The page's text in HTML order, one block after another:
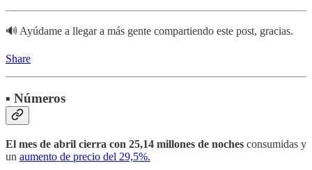
🔊 Ayúdame a llegar a más gente compartiendo este post, gracias.
Share
▪️ Números
El mes de abril cierra con 25,14 millones de noches consumidas y
un aumento de precio del 29,5%.